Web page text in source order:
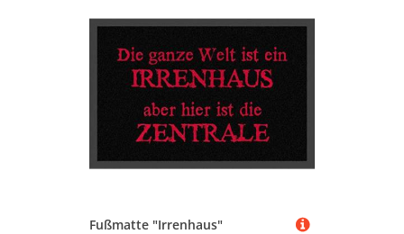
Fußmatte "Irrenhaus"